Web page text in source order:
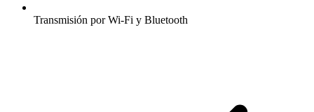
Transmisión por Wi-Fi y Bluetooth